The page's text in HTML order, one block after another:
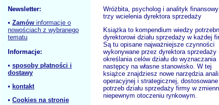
Newsletter:
• Zamów informacje o
nowościach z wybranego
tematu
Informacje:
• sposoby płatności i
dostawy
• kontakt
• Cookies na stronie
Wróżbita, psycholog i analityk
trzy wcielenia dyrektora sprzedaży
Książka to kompendium wiedzy
dyrektorowi działu sprzedaży w każdej
Są tu opisane najważniejsze czynności
wykonywane przez dyrektora sprzedaży
określania celów działu do wyznaczania
następcy na własne stanowisko. W tej
książce znajdziesz nowe narzędzia
operacyjnej i strategicznej,
potrzeb działu sprzedaży firmy w
niepewnym otoczeniu rynkowym.